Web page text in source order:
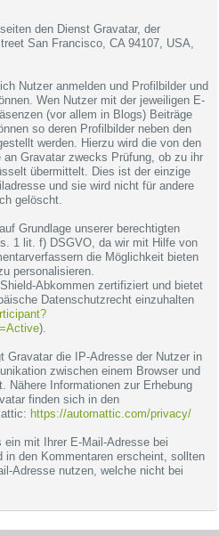
den Dienst Gravatar, der
San Francisco, CA 94107, USA,
Nutzer anmelden und Profilbilder und
Wen Nutzer mit der jeweiligen E-
(vor allem in Blogs) Beiträge
so deren Profilbilder neben den
werden. Hierzu wird die von den
Gravatar zwecks Prüfung, ob zu ihr
übermittelt. Dies ist der einzige
und sie wird nicht für andere
gelöscht.
Grundlage unserer berechtigten
1 lit. f) DSGVO, da wir mit Hilfe von
die Möglichkeit bieten
personalisieren.
Abkommen zertifiziert und bietet
Datenschutzrecht einzuhalten
).
Gravatar die IP-Adresse der Nutzer in
zwischen einem Browser und
Nähere Informationen zur Erhebung
finden sich in den
https://automattic.com/privacy/
mit Ihrer E-Mail-Adresse bei
den Kommentaren erscheint, sollten
Adresse nutzen, welche nicht bei